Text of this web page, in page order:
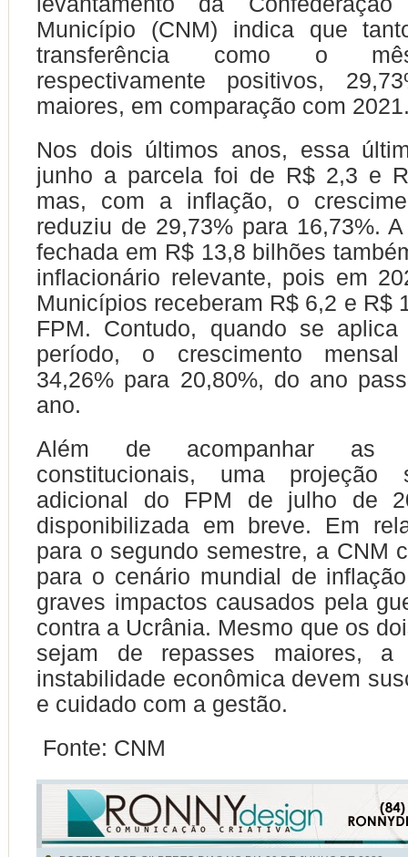
Município (CNM) indica que
transferência como o
respectivamente positivos,
maiores, em comparação com
Nos dois últimos anos, essa
junho a parcela foi de R$ 2,3 e
mas, com a inflação, o
reduziu de 29,73% para 16,73%.
fechada em R$ 13,8 bilhões
inflacionário relevante, pois em
Municípios receberam R$ 6,2 e R$
FPM. Contudo, quando se
período, o crescimento
34,26% para 20,80%, do ano
ano.
Além de acompanhar as
constitucionais, uma
adicional do FPM de julho de
disponibilizada em breve. Em
para o segundo semestre, a CNM
para o cenário mundial de
graves impactos causados pela
contra a Ucrânia. Mesmo que os
sejam de repasses maiores,
instabilidade econômica devem
e cuidado com a gestão.
Fonte: CNM